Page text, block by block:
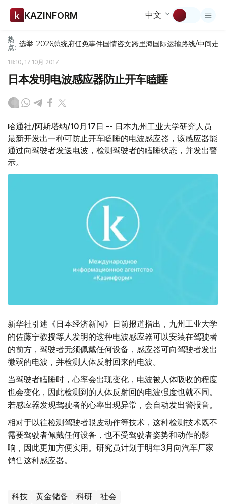
KAZINFORM 中文
热
点: 选举-2026总统府任免事件国情咨文跨里海国际运输路线/中间走廊
18:10, 17 10月 2017
日本发明电波感应器防止开车瞌睡
哈通社/阿斯塔纳/10月17日 -- 日本九州工业大学研究人员
最新开发出一种可防止开车瞌睡的电波感应器，该感应器能
通过向驾驶者发送电波，检测驾驶者的瞌睡状态，并发出警
示。
新华社引述《日本经济新闻》日前报道指出，九州工业大学
的佐藤宁教授等人发明的这种电波感应器可以安装在驾驶者
的前方，驾驶者无须佩戴任何设备，感应器可向驾驶者发出
微弱的电波，并检测人体反射回来的电波。
当驾驶者瞌睡时，心率会出现变化，电波被人体吸收的程度
也会变化，因此检测到的人体反射回的电波强度也就不同。
若感应器发现驾驶者的心率出现异常，会自动发出警报音。
相对于以往检测驾驶者眼皮动作等技术，这种检测技术既不
需要驾驶者佩戴任何设备，也不受驾驶者姿势和动作的影
响，因此更加方便实用。研究员计划于明年3月向汽车厂家
销售这种感应器。
科技 黄金储备 科研 社会